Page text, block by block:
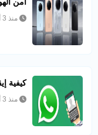
منذ 3 أشهر
كيفية
منذ 3 أشهر